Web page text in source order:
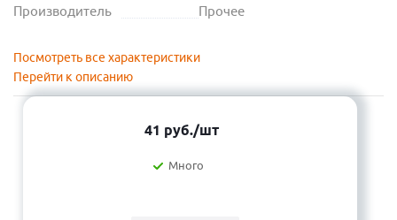
Производитель Прочее
Посмотреть все характеристики
Перейти к описанию
41 руб./шт
Много